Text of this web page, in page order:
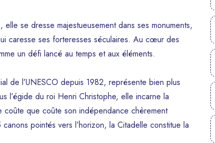
elle se dresse majestueusement dans ses monuments,
caresse ses forteresses séculaires. Au cœur des
un défi lancé au temps et aux éléments.
de l’UNESCO depuis 1982, représente bien plus
l’égide du roi Henri Christophe, elle incarne la
coûte que coûte son indépendance chèrement
pointés vers l’horizon, la Citadelle constitue la